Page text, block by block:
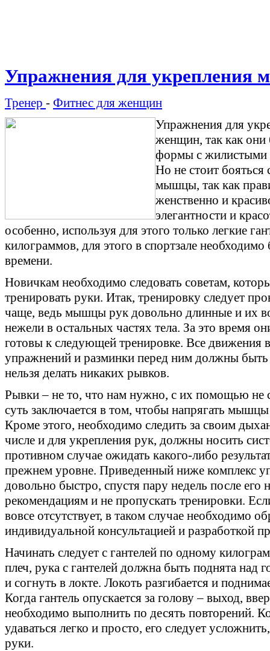
Упражнения для укрепления
Тренер - Фитнес для женщин
Упражнения для
женщин, так как
формы с жилистыми
Но не стоит
мышцы, так как
женственно и
элегантности и
особенно, используя для этого только легкие
килограммов, для этого в спортзале
времени.
Новичкам необходимо следовать советам,
тренировать руки. Итак, тренировку следует
чаще, ведь мышцы рук довольно длинные и их
нежели в остальных частях тела. За это время
готовы к следующей тренировке. Все движения
упражнений и разминки перед ним должны
нельзя делать никаких рывков.
Рывки – не то, что нам нужно, с их помощью не
суть заключается в том, чтобы напрягать
Кроме этого, необходимо следить за своим
числе и для укрепления рук, должны носить
противном случае ожидать какого-либо
прежнем уровне. Приведенный ниже комплекс
довольно быстро, спустя пару недель после его
рекомендациям и не пропускать тренировки.
вовсе отсутствует, в таком случае необходимо
индивидуальной консультацией и разработкой
Начинать следует с гантелей по одному
плеч, рука с гантелей должна быть поднята над
и согнуть в локте. Локоть разгибается и
Когда гантель опускается за голову – выход,
необходимо выполнить по десять повторений.
удаваться легко и просто, его следует
руки.